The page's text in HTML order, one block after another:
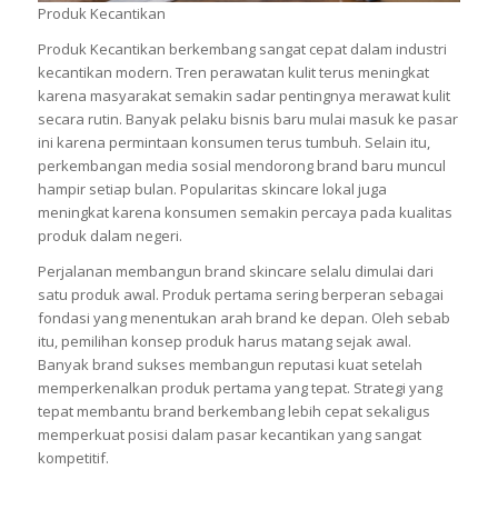
Produk Kecantikan
Produk Kecantikan berkembang sangat cepat dalam industri
kecantikan modern. Tren perawatan kulit terus meningkat
karena masyarakat semakin sadar pentingnya merawat kulit
secara rutin. Banyak pelaku bisnis baru mulai masuk ke pasar
ini karena permintaan konsumen terus tumbuh. Selain itu,
perkembangan media sosial mendorong brand baru muncul
hampir setiap bulan. Popularitas skincare lokal juga
meningkat karena konsumen semakin percaya pada kualitas
produk dalam negeri.
Perjalanan membangun brand skincare selalu dimulai dari
satu produk awal. Produk pertama sering berperan sebagai
fondasi yang menentukan arah brand ke depan. Oleh sebab
itu, pemilihan konsep produk harus matang sejak awal.
Banyak brand sukses membangun reputasi kuat setelah
memperkenalkan produk pertama yang tepat. Strategi yang
tepat membantu brand berkembang lebih cepat sekaligus
memperkuat posisi dalam pasar kecantikan yang sangat
kompetitif.